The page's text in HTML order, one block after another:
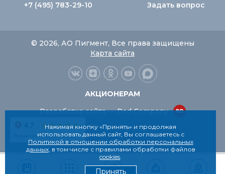
+7 (495) 783-29-10
Задать вопрос
© 2026, АО Пигмент, Все права защищены
Карта сайта
АКЦИОНЕРАМ
Разработка сайта — Red Company
Нажимая кнопку «Принять» и продолжая
использовать данный сайт, Вы соглашаетесь с
Политикой в отношении обработки персональных
данных, в том числе с правилами обработки файлов
cookies.
Принять